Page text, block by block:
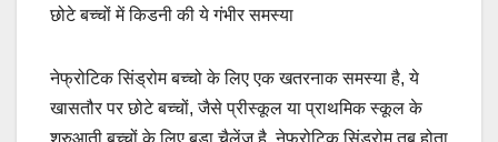
छोटे बच्चों में किडनी की ये गंभीर समस्या
नेफ्रोटिक सिंड्रोम बच्चो के लिए एक खतरनाक समस्या है, ये
खासतौर पर छोटे बच्चों, जैसे प्रीस्कूल या प्राथमिक स्कूल के